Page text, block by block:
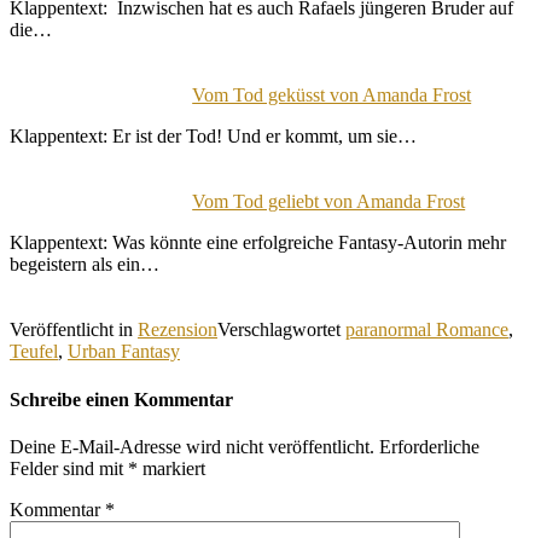
Klappentext: Inzwischen hat es auch Rafaels jüngeren Bruder auf
die…
Vom Tod geküsst von Amanda Frost
Klappentext: Er ist der Tod! Und er kommt, um sie…
Vom Tod geliebt von Amanda Frost
Klappentext: Was könnte eine erfolgreiche Fantasy-Autorin mehr
begeistern als ein…
Veröffentlicht in RezensionVerschlagwortet paranormal Romance,
Teufel, Urban Fantasy
Schreibe einen Kommentar
Deine E-Mail-Adresse wird nicht veröffentlicht. Erforderliche
Felder sind mit * markiert
Kommentar *